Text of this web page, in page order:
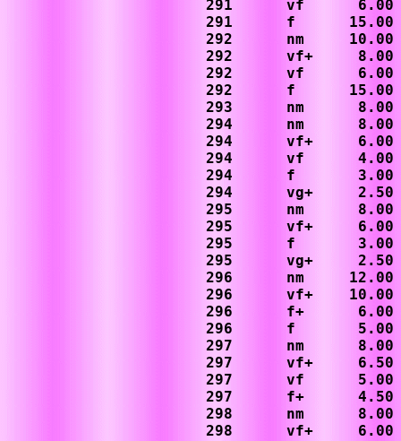
291      vf      6.00
291      f      15.00
292      nm     10.00
292      vf+     8.00
292      vf      6.00
292      f      15.00
293      nm      8.00
294      nm      8.00
294      vf+     6.00
294      vf      4.00
294      f       3.00
294      vg+     2.50
295      nm      8.00
295      vf+     6.00
295      f       3.00
295      vg+     2.50
296      nm     12.00
296      vf+    10.00
296      f+      6.00
296      f       5.00
297      nm      8.00
297      vf+     6.50
297      vf      5.00
297      f+      4.50
298      nm      8.00
298      vf+     6.00